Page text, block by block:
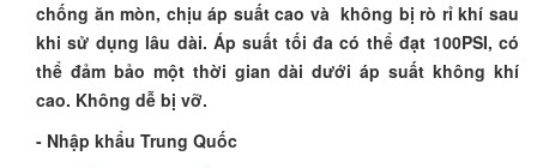
chống ăn mòn, chịu áp suất cao và không bị rò rỉ khí sau
khi sử dụng lâu dài. Áp suất tối đa có thể đạt 100PSI, có
thể đảm bảo một thời gian dài dưới áp suất không khí
cao. Không dễ bị vỡ.
- Nhập khẩu Trung Quốc